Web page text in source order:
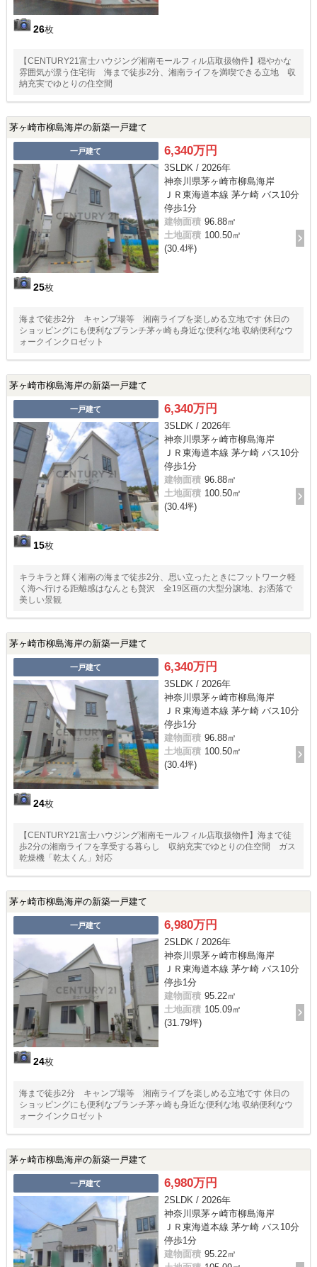
26枚
【CENTURY21富士ハウジング湘南モールフィル店取扱物件】穏やかな
雰囲気が漂う住宅街 海まで徒歩2分、湘南ライフを満喫できる立地 収
納充実でゆとりの住空間
茅ヶ崎市柳島海岸の新築一戸建て
一戸建て
25枚
6,340万円
3SLDK / 2026年
神奈川県茅ヶ崎市柳島海岸
ＪＲ東海道本線 茅ケ崎 バス10分
停歩1分
建物面積 96.88㎡
土地面積 100.50㎡
(30.4坪)
海まで徒歩2分 キャンプ場等 湘南ライブを楽しめる立地です 休日の
ショッピングにも便利なブランチ茅ヶ崎も身近な便利な地 収納便利なウ
ォークインクロゼット
茅ヶ崎市柳島海岸の新築一戸建て
一戸建て
15枚
6,340万円
3SLDK / 2026年
神奈川県茅ヶ崎市柳島海岸
ＪＲ東海道本線 茅ケ崎 バス10分
停歩1分
建物面積 96.88㎡
土地面積 100.50㎡
(30.4坪)
キラキラと輝く湘南の海まで徒歩2分、思い立ったときにフットワーク軽
く海へ行ける距離感はなんとも贅沢 全19区画の大型分譲地、お洒落で
美しい景観
茅ヶ崎市柳島海岸の新築一戸建て
一戸建て
24枚
6,340万円
3SLDK / 2026年
神奈川県茅ヶ崎市柳島海岸
ＪＲ東海道本線 茅ケ崎 バス10分
停歩1分
建物面積 96.88㎡
土地面積 100.50㎡
(30.4坪)
【CENTURY21富士ハウジング湘南モールフィル店取扱物件】海まで徒
歩2分の湘南ライフを享受する暮らし 収納充実でゆとりの住空間 ガス
乾燥機「乾太くん」対応
茅ヶ崎市柳島海岸の新築一戸建て
一戸建て
24枚
6,980万円
2SLDK / 2026年
神奈川県茅ヶ崎市柳島海岸
ＪＲ東海道本線 茅ケ崎 バス10分
停歩1分
建物面積 95.22㎡
土地面積 105.09㎡
(31.79坪)
海まで徒歩2分 キャンプ場等 湘南ライブを楽しめる立地です 休日の
ショッピングにも便利なブランチ茅ヶ崎も身近な便利な地 収納便利なウ
ォークインクロゼット
茅ヶ崎市柳島海岸の新築一戸建て
一戸建て 6,980万円
2SLDK / 2026年
神奈川県茅ヶ崎市柳島海岸
ＪＲ東海道本線 茅ケ崎 バス10分
停歩1分
建物面積 95.22㎡